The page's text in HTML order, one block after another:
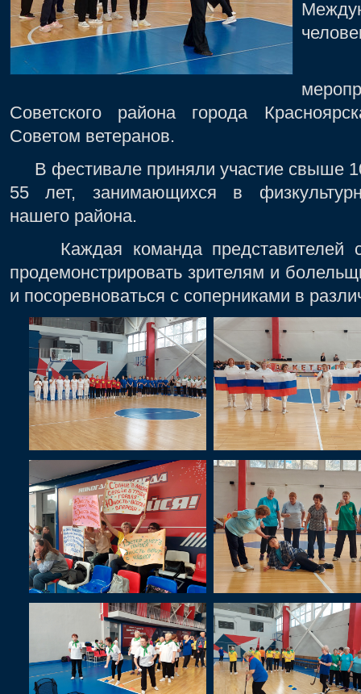
Советского района города
Советом ветеранов.
В фестивале приняли участие свыше
55 лет, занимающихся в
нашего района.
Каждая команда представителей
продемонстрировать зрителям и
и посоревноваться с соперниками в